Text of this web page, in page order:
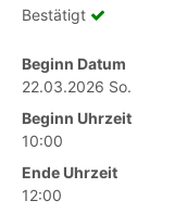
Bestätigt
Beginn Datum
22.03.2026 So.
Beginn Uhrzeit
10:00
Ende Uhrzeit
12:00